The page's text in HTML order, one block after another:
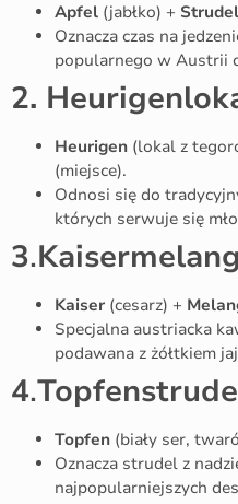
Apfel (jabłko) + Strudel
Oznacza czas na
popularnego w Austrii
2.
Heurigen (lokal z
(miejsce).
Odnosi się do
których serwuje się
3.
Kaiser (cesarz) +
Specjalna austriacka
podawana z żółtkiem
4.
Topfen (biały ser,
Oznacza strudel z
najpopularniejszych